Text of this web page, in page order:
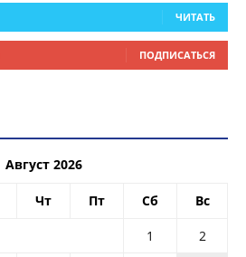
ЧИТАТЬ
ПОДПИСАТЬСЯ
Август 2026
Чт Пт Сб Вс
1 2